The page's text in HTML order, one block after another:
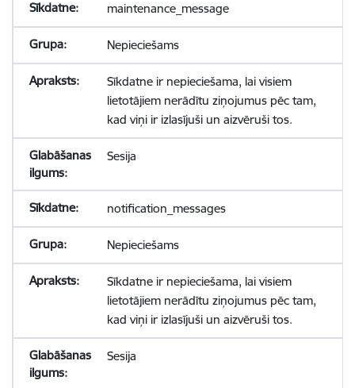
maintenance_message
Nepieciešams
Sīkdatne ir nepieciešama, lai visiem
lietotājiem nerādītu ziņojumus pēc tam,
kad viņi ir izlasījuši un aizvēruši tos.
Sesija
notification_messages
Nepieciešams
Sīkdatne ir nepieciešama, lai visiem
lietotājiem nerādītu ziņojumus pēc tam,
kad viņi ir izlasījuši un aizvēruši tos.
Sesija